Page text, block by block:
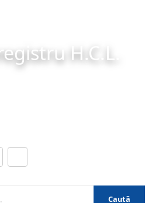
H.C.L.
Caută